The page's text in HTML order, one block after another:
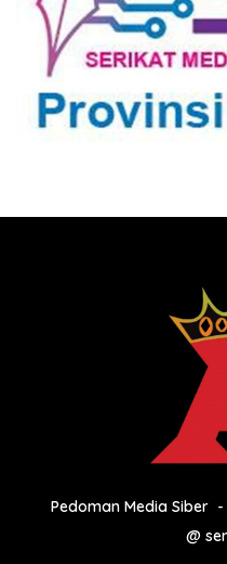
Pedoman Media Siber
@